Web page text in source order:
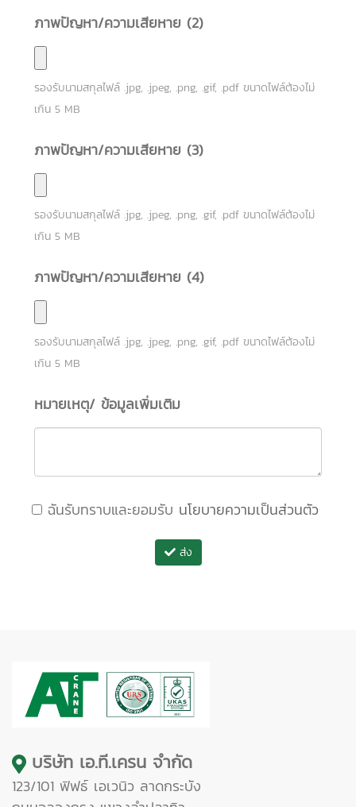
ภาพปัญหา/ความเสียหาย (2)
รองรับนามสกุลไฟล์ .jpg, .jpeg, .png, .gif, .pdf ขนาดไฟล์ต้องไม่
เกิน 5 MB
ภาพปัญหา/ความเสียหาย (3)
รองรับนามสกุลไฟล์ .jpg, .jpeg, .png, .gif, .pdf ขนาดไฟล์ต้องไม่
เกิน 5 MB
ภาพปัญหา/ความเสียหาย (4)
รองรับนามสกุลไฟล์ .jpg, .jpeg, .png, .gif, .pdf ขนาดไฟล์ต้องไม่
เกิน 5 MB
หมายเหตุ/ ข้อมูลเพิ่มเติม
ฉันรับทราบและยอมรับ นโยบายความเป็นส่วนตัว
ส่ง
บริษัท เอ.ที.เครน จำกัด
123/101 ฟิฟธ์ เอเวนิว ลาดกระบัง